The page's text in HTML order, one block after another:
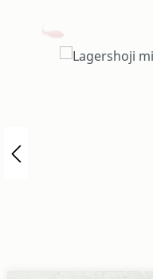
Bildergalerie